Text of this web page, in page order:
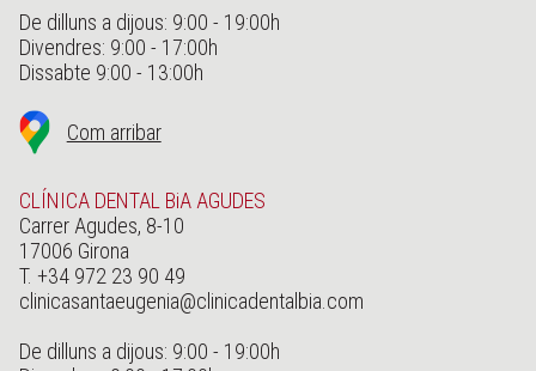
De dilluns a dijous: 9:00 - 19:00h
Divendres: 9:00 - 17:00h
Dissabte 9:00 - 13:00h
Com arribar
CLÍNICA DENTAL BiA AGUDES
Carrer Agudes, 8-10
17006 Girona
T. +34 972 23 90 49
clinicasantaeugenia@clinicadentalbia.com
De dilluns a dijous: 9:00 - 19:00h